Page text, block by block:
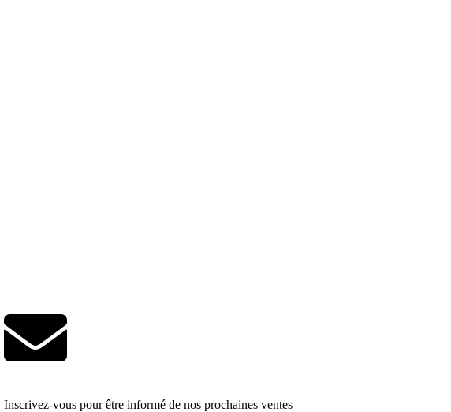
Inscrivez-vous pour être informé de nos prochaines ventes